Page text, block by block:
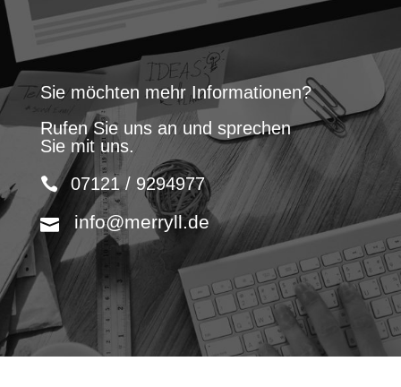
Sie möchten mehr Informationen?
Rufen Sie uns an und sprechen
Sie mit uns.
07121 / 9294977
info@merryll.de